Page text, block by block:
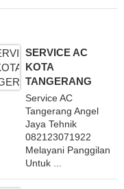
SERVICE AC
KOTA
TANGERANG
Service AC
Tangerang Angel
Jaya Tehnik
082123071922
Melayani Panggilan
Untuk ...